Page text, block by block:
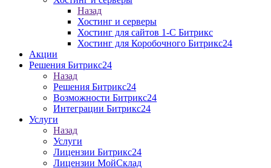
Назад
Хостинг и серверы
Хостинг для сайтов 1-C Битрикс
Хостинг для Коробочного Битрикс24
Акции
Решения Битрикс24
Назад
Решения Битрикс24
Возможности Битрикс24
Интеграции Битрикс24
Услуги
Назад
Услуги
Лицензии Битрикс24
Лицензии МойСклад